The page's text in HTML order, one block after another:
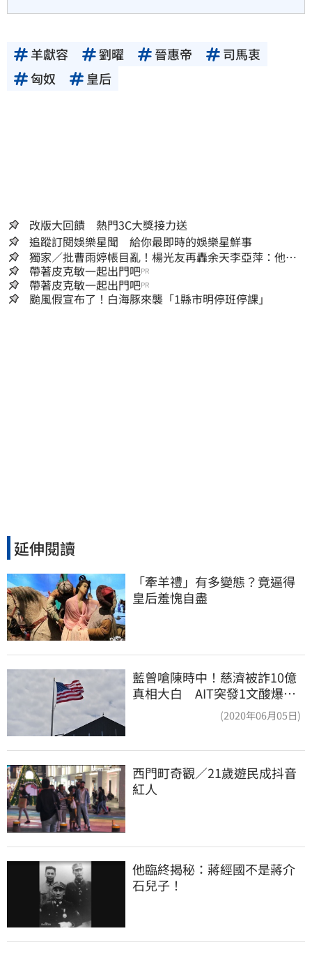
羊獻容 劉曜 晉惠帝
司馬衷
匈奴
皇后
改版大回饋 熱門3C大獎接力送
追蹤訂閱娛樂星聞 給你最即時的娛樂星鮮事
獨家／批曹雨婷帳目亂！楊光友再轟余天李亞萍：他們
工會跟演藝圈沒關
帶著皮克敏一起出門吧PR
帶著皮克敏一起出門吧PR
颱風假宣布了！白海豚來襲「1縣市明停班停課」
延伸閱讀
「牽羊禮」有多變態？竟逼得
皇后羞愧自盡
藍曾嗆陳時中！慈濟被詐10億
真相大白 AIT突發1文酸爆…
(2020年06月05日)
西門町奇觀／21歲遊民成抖音
紅人
他臨終揭秘：蔣經國不是蔣介
石兒子！